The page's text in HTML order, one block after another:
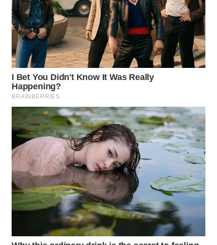
WAHANA
KONSUMEN
WAHANA
LISTRIK
WAHANA
WAHANA
TV
WAHANANEWS
ID
WAHANANEWS
CO ID
WAHANANEWS